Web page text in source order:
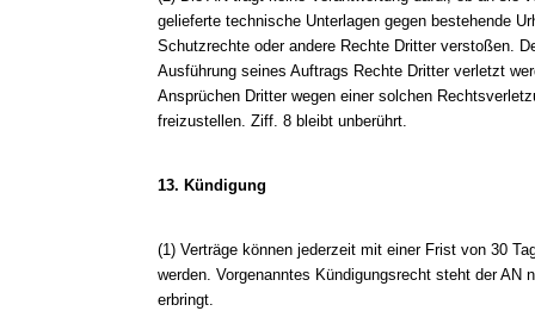
gelieferte technische Unterlagen gegen bestehende
Schutzrechte oder andere Rechte Dritter verstoßen.
Ausführung seines Auftrags Rechte Dritter verletzt
Ansprüchen Dritter wegen einer solchen
freizustellen. Ziff. 8 bleibt unberührt.
13. Kündigung
(1) Verträge können jederzeit mit einer Frist von 30
werden. Vorgenanntes Kündigungsrecht steht der AN
erbringt.